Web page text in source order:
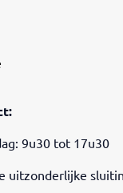
9u30 tot 17u30
uitzonderlijke